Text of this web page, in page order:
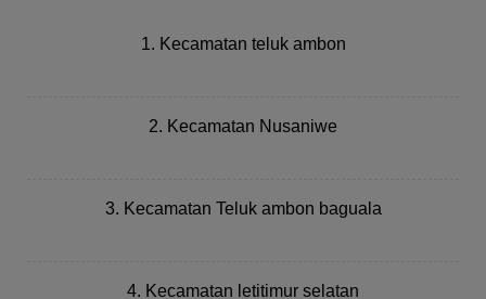
1. Kecamatan teluk ambon
2. Kecamatan Nusaniwe
3. Kecamatan Teluk ambon baguala
4. Kecamatan letitimur selatan